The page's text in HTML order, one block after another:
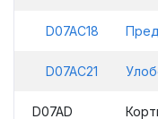
D07AC18
D07AC21
D07AD